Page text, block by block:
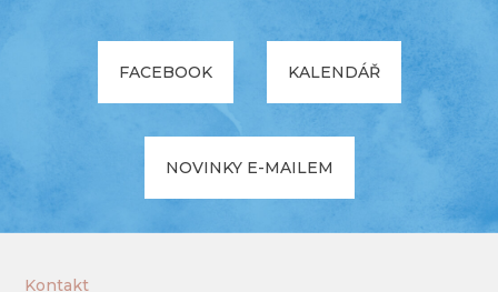
FACEBOOK KALENDÁŘ
NOVINKY E-MAILEM
Kontakt